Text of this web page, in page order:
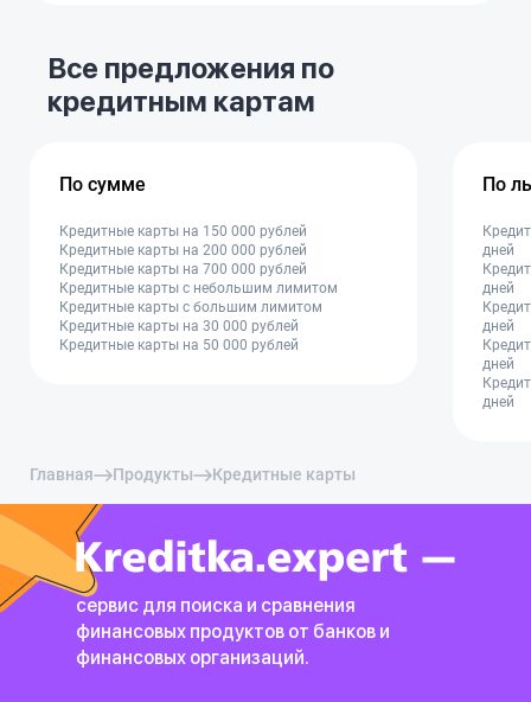
Все предложения по
кредитным картам
По сумме
Кредитные карты на 150 000 рублей
Кредитные карты на 200 000 рублей
Кредитные карты на 700 000 рублей
Кредитные карты с небольшим лимитом
Кредитные карты с большим лимитом
Кредитные карты на 30 000 рублей
Кредитные карты на 50 000 рублей
По
дней
дней
дней
дней
дней
Главная Продукты Кредитные карты
сервис для поиска и сравнения
финансовых продуктов от банков и
финансовых организаций.